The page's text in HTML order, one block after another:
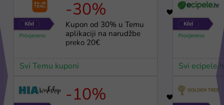
-30%
Kupon od 30% u Temu
aplikaciji na narudžbe
preko 20€
Svi Temu kuponi
-10%
Svi